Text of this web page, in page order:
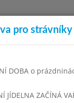
pro
DOBA o
JÍDELNA ZAČÍNÁ